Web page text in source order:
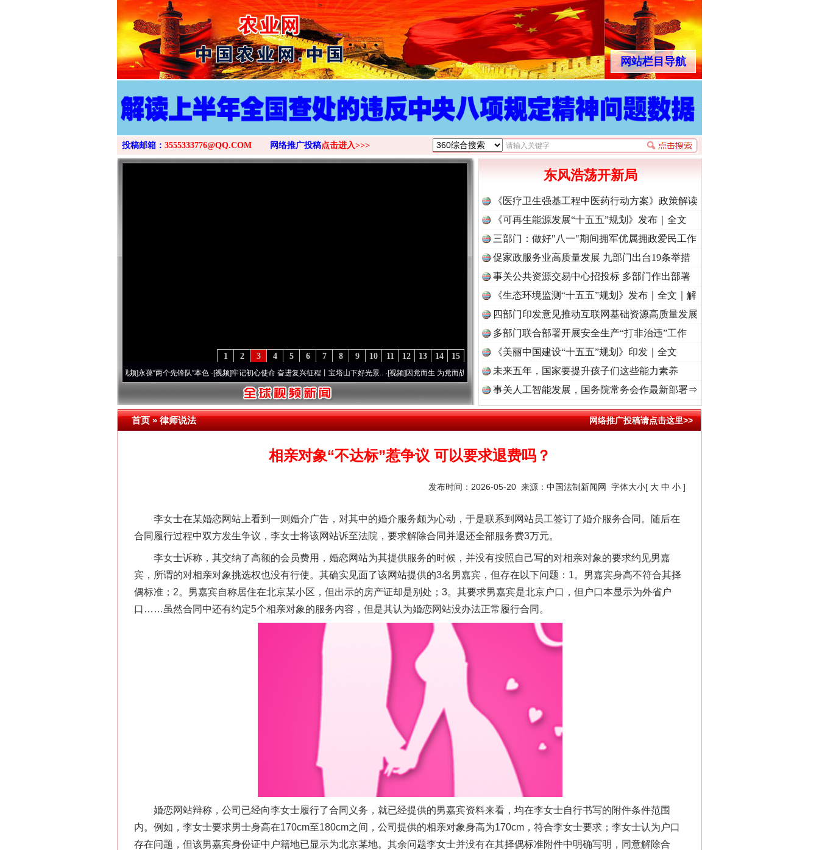
>
网站栏目导航
投稿邮箱： 3555333776@QQ.COM 网络推广投稿点击进入>>>
15
14
13
12
11
10
9
8
7
6
5
4
3
2
1
永葆“两个先锋队”本色·[视频]牢记初心使命 奋进复兴征程丨宝塔山下好光景..·[视频]因党而生 为党而战——百年“纪”事⑧加强纪律..·[视频]牢记初心使命 奋进复兴征程丨“转折之城”激荡..
东风浩荡开新局
《医疗卫生强基工程中医药行动方案》政策解读
《可再生能源发展“十五五”规划》发布｜全文
三部门：做好"八一"期间拥军优属拥政爱民工作
促家政服务业高质量发展 九部门出台19条举措
事关公共资源交易中心招投标 多部门作出部署
《生态环境监测“十五五”规划》发布｜全文｜解
读
四部门印发意见推动互联网基础资源高质量发展
多部门联合部署开展安全生产“打非治违”工作
《美丽中国建设“十五五”规划》印发｜全文
未来五年，国家要提升孩子们这些能力素养
事关人工智能发展，国务院常务会作最新部署⇒
首页»律师说法 网络推广投稿请点击这里>>
相亲对象“不达标”惹争议 可以要求退费吗？
发布时间：2026-05-20 来源： 中国法制新闻网 字体大小[ 大 中 小 ]
李女士在某婚恋网站上看到一则婚介广告，对其中的婚介服务颇为心动，于是联系到网站员工签订了婚介服务合同。随后在
合同履行过程中双方发生争议，李女士将该网站诉至法院，要求解除合同并退还全部服务费3万元。
李女士诉称，其交纳了高额的会员费用，婚恋网站为其提供服务的时候，并没有按照自己写的对相亲对象的要求约见男嘉
宾，所谓的对相亲对象挑选权也没有行使。其确实见面了该网站提供的3名男嘉宾，但存在以下问题：1。男嘉宾身高不符合其择
偶标准；2。男嘉宾自称居住在北京某小区，但出示的房产证却是别处；3。其要求男嘉宾是北京户口，但户口本显示为外省户
口……虽然合同中还有约定5个相亲对象的服务内容，但是其认为婚恋网站没办法正常履行合同。
婚恋网站辩称，公司已经向李女士履行了合同义务，就已经提供的男嘉宾资料来看，均在李女士自行书写的附件条件范围
内。例如，李女士要求男士身高在170cm至180cm之间，公司提供的相亲对象身高为170cm，符合李女士要求；李女士认为户口
存在问题，但该男嘉宾身份证中户籍地已显示为北京某地。其余问题李女士并没有在其择偶标准附件中明确写明，同意解除合